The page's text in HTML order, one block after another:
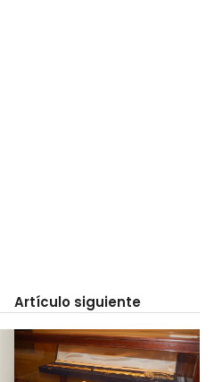
Artículo siguiente